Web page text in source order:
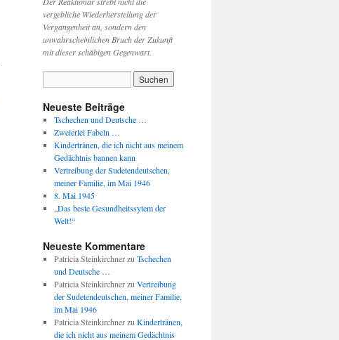
vergebliche Wiederherstellung der
Vergangenheit an, sondern den
unwahrscheinlichen Bruch der Zukunft
mit dieser schäbigen Gegenwart.
Neueste Beiträge
Tschechen und Deutsche …
Zweierlei Fabeln …
Kindertränen, die ich nicht aus meinem
Gedächtnis bannen kann
Vertreibung der Sudetendeutschen,
meiner Familie, im Mai 1946
8. Mai 1945
„Das beste Gesundheitssytem der
Welt!“
Neueste Kommentare
Patricia Steinkirchnerzu Tschechen
und Deutsche …
Patricia Steinkirchnerzu Vertreibung
der Sudetendeutschen, meiner Familie,
im Mai 1946
Patricia Steinkirchnerzu Kindertränen,
die ich nicht aus meinem Gedächtnis